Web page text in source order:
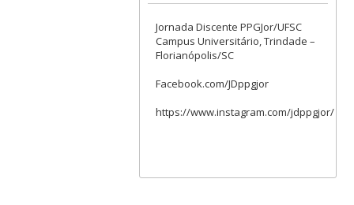
Jornada Discente PPGJor/UFSC
Campus Universitário, Trindade –
Florianópolis/SC
Facebook.com/JDppgjor
https://www.instagram.com/jdppgjor/